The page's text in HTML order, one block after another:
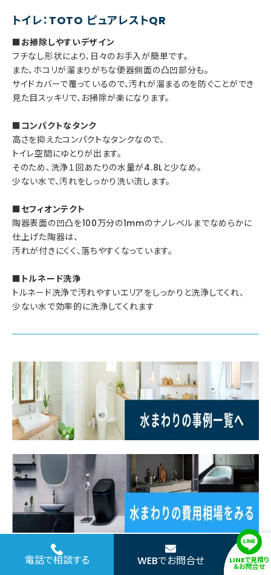
トイレ：TOTO ピュアレストQR
■お掃除しやすいデザイン
フチなし形状により、日々のお手入が簡単です。
また、ホコリが溜まりがちな便器側面の凸凹部分も。
サイドカバーで覆っているので、汚れが溜まるのを防ぐことができ
見た目スッキリで、お掃除が楽になります。
■コンパクトなタンク
高さを抑えたコンパクトなタンクなので、
トイレ空間にゆとりが出ます。
そのため、洗浄１回あたりの水量が4.8Lと少なめ。
少ない水で、汚れをしっかり洗い流します。
■セフィオンテクト
陶器表面の凹凸を100万分の1mmのナノレベルまでなめらかに
仕上げた陶器は、
汚れが付きにくく、落ちやすくなっています。
■トルネード洗浄
トルネード洗浄で汚れやすいエリアをしっかりと洗浄してくれ、
少ない水で効率的に洗浄してくれます
電話で相談する WEBでお問合せ LINEで見積り
＆お問合せ